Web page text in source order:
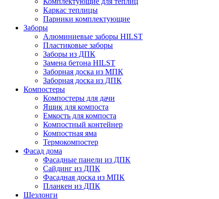
Каркас теплицы
Парники комплектующие
Заборы
Алюминиевые заборы HILST
Пластиковые заборы
Заборы из ДПК
Замена бетона HILST
Заборная доска из МПК
Заборная доска из ДПК
Компостеры
Компостеры для дачи
Ящик для компоста
Емкость для компоста
Компостный контейнер
Компостная яма
Термокомпостер
Фасад дома
Фасадные панели из ДПК
Сайдинг из ДПК
Фасадная доска из МПК
Планкен из ДПК
Шезлонги